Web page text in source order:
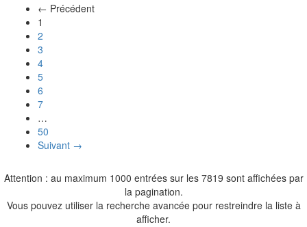
← Précédent
1
2
3
4
5
6
7
…
50
Suivant →
Attention : au maximum 1000 entrées sur les 7819 sont affichées par
la pagination.
Vous pouvez utiliser la recherche avancée pour restreindre la liste à
afficher.